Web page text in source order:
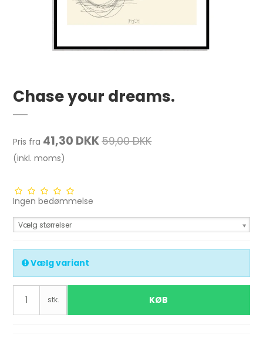
Chase your dreams.
Pris fra 41,30 DKK59,00 DKK
(inkl. moms)
Ingen bedømmelse
Vælg størrelser
Vælg variant
stk. KØB